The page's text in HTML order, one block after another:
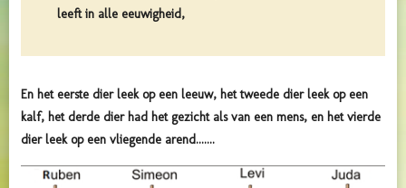
leeft in alle eeuwigheid,
En het eerste dier leek op een leeuw, het tweede dier leek op een
kalf, het derde dier had het gezicht als van een mens, en het vierde
dier leek op een vliegende arend.......